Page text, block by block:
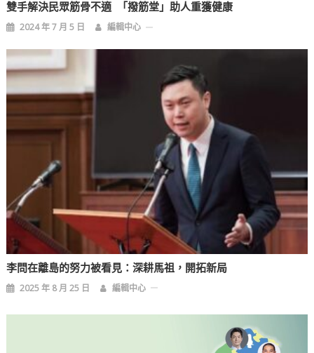
雙手解決民眾筋骨不適 「撥筋堂」助人重獲健康
2024 年 7 月 5 日 編輯中心
李問在離島的努力被看見：深耕馬祖，開拓新局
2025 年 8 月 25 日 編輯中心